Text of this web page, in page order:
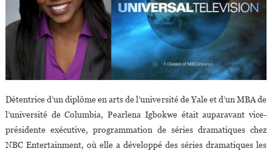
Détentrice d’un diplôme en arts de l’université de Yale et d’un MBA de
l’université de Columbia, Pearlena Igbokwe était auparavant vice-
présidente exécutive, programmation de séries dramatiques chez
NBC Entertainment, où elle a développé des séries dramatiques les